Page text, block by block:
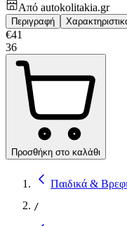
Από autokolitakia.gr
Περιγραφή
€41
36
Προσθήκη στο καλάθι
Παιδικά &
/